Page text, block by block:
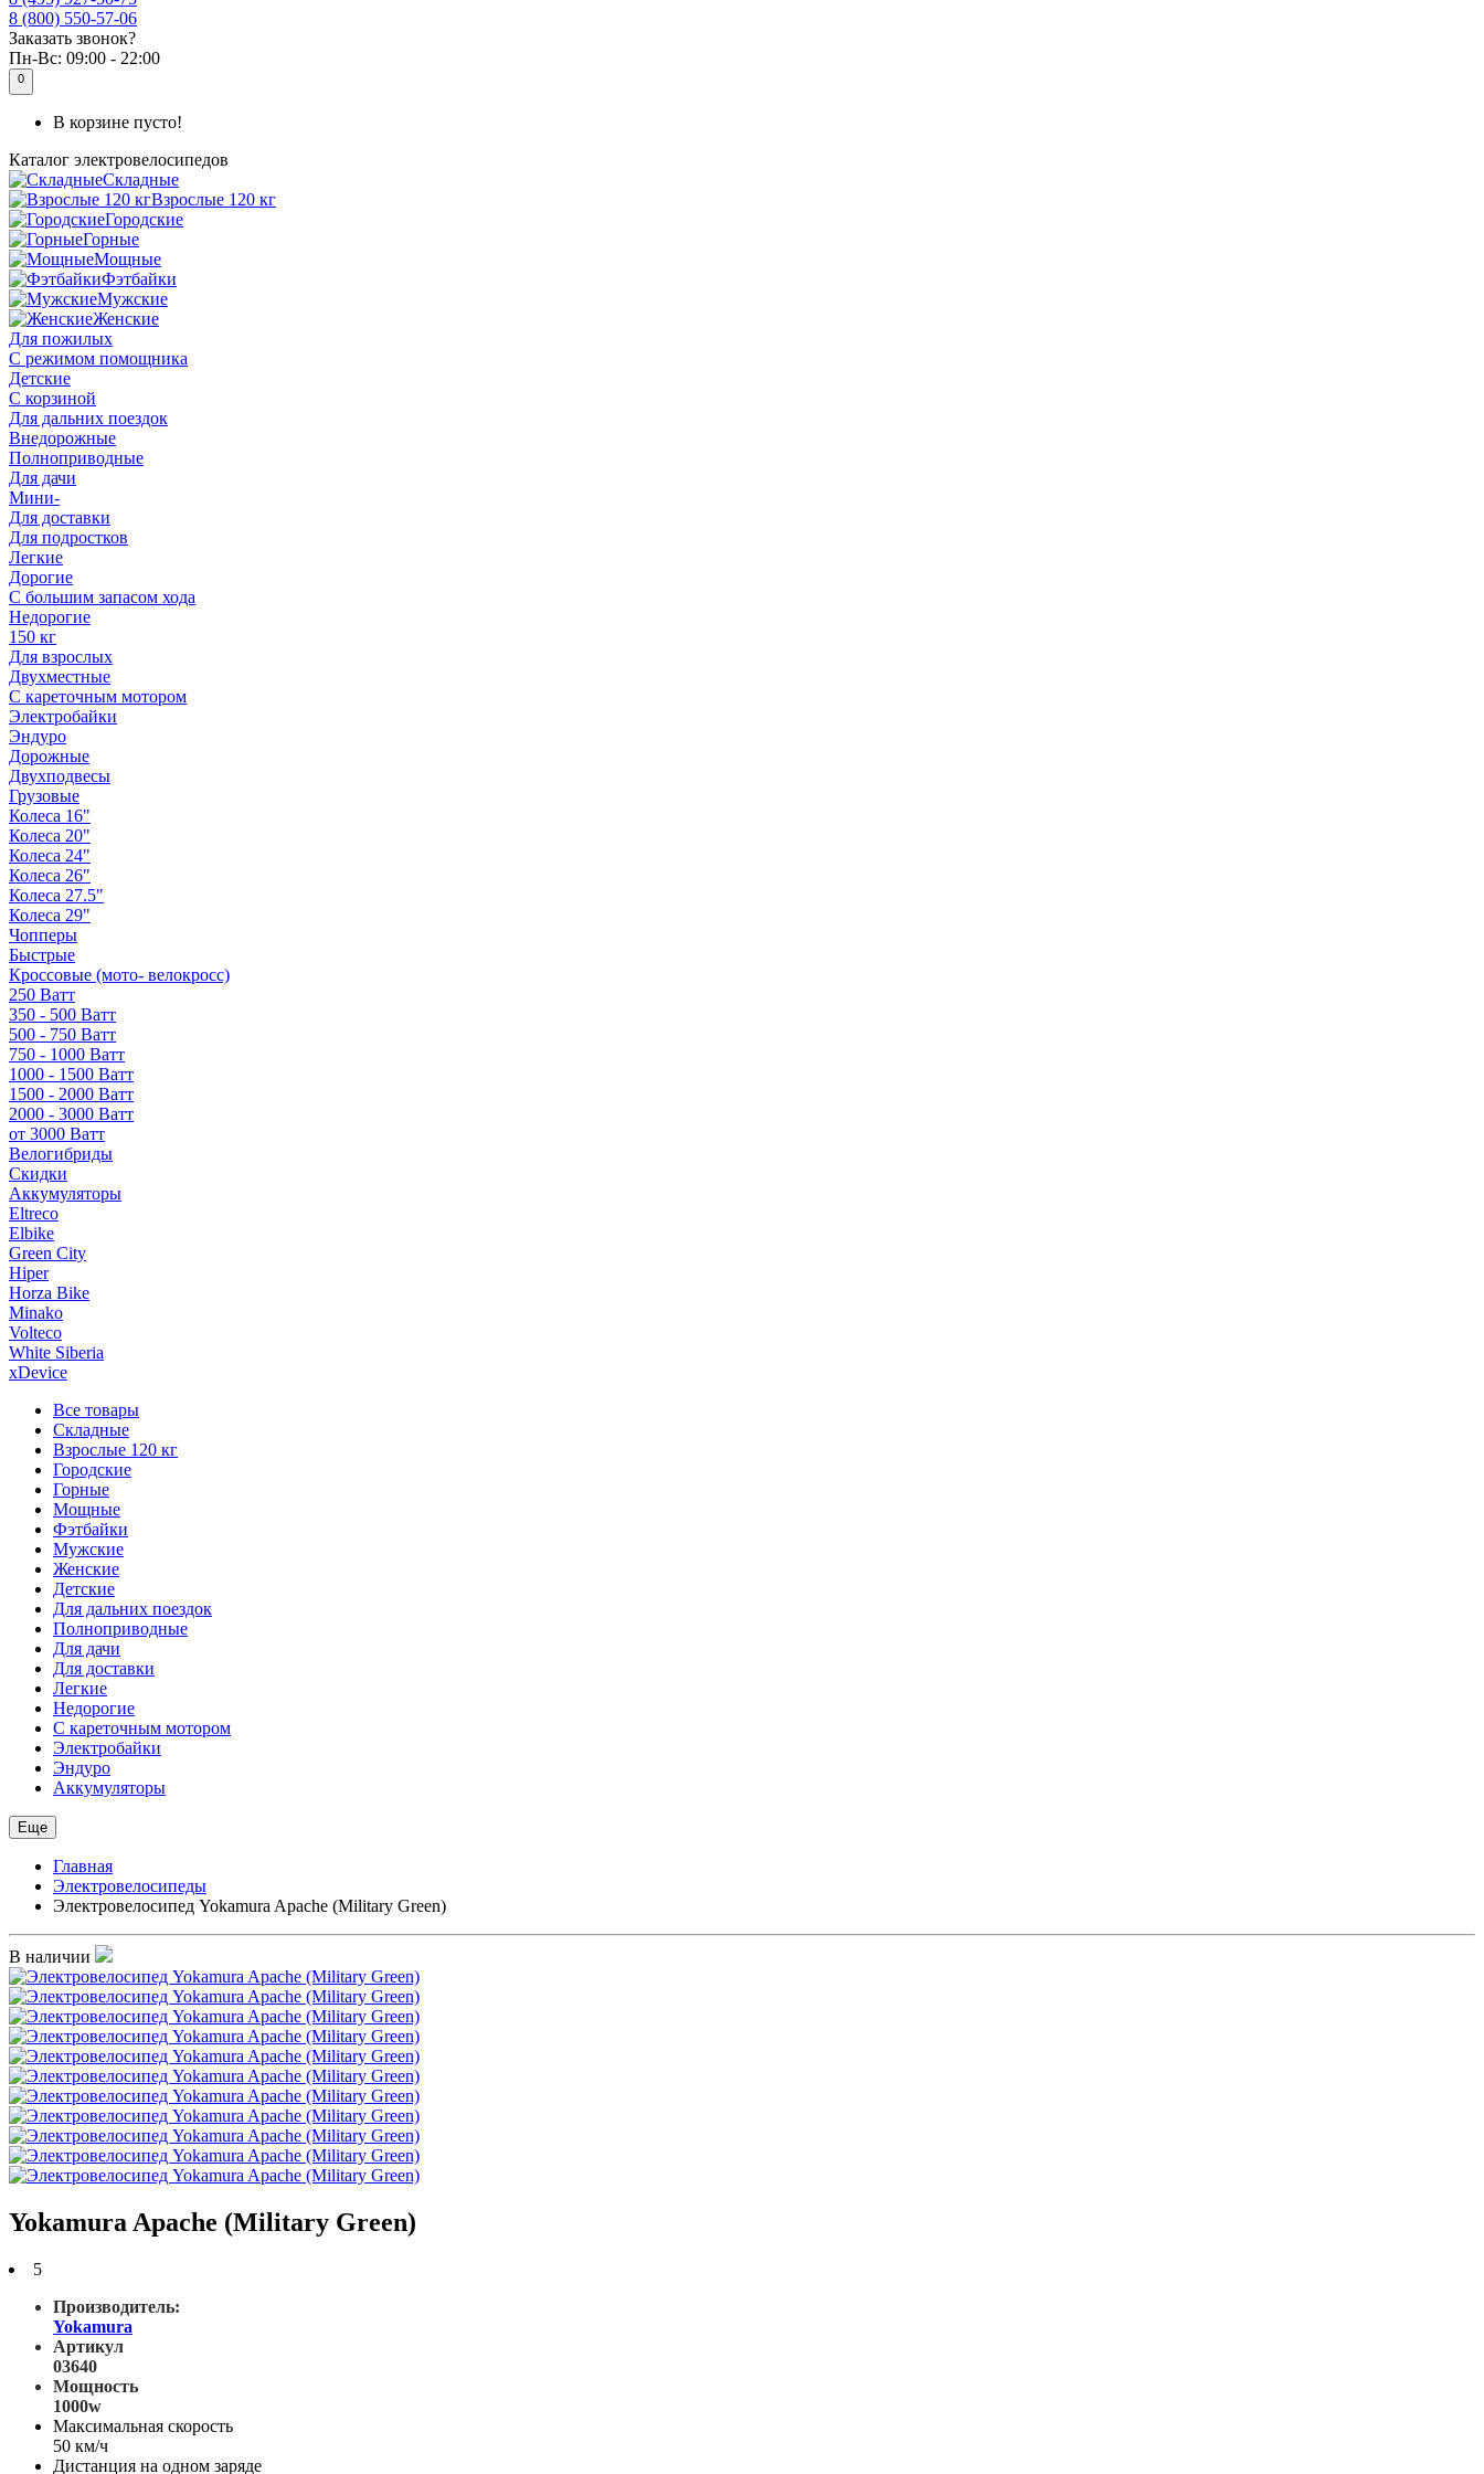
8 (800) 550-57-06
Заказать звонок?
Пн-Вс: 09:00 - 22:00
0
В корзине пусто!
Каталог электровелосипедов
Складные
Взрослые 120 кг
Городские
Горные
Мощные
Фэтбайки
Мужские
Женские
Для пожилых
С режимом помощника
Детские
С корзиной
Для дальних поездок
Внедорожные
Полноприводные
Для дачи
Мини-
Для доставки
Для подростков
Легкие
Дорогие
С большим запасом хода
Недорогие
150 кг
Для взрослых
Двухместные
С кареточным мотором
Электробайки
Эндуро
Дорожные
Двухподвесы
Грузовые
Колеса 16"
Колеса 20"
Колеса 24"
Колеса 26"
Колеса 27.5"
Колеса 29"
Чопперы
Быстрые
Кроссовые (мото- велокросс)
250 Ватт
350 - 500 Ватт
500 - 750 Ватт
750 - 1000 Ватт
1000 - 1500 Ватт
1500 - 2000 Ватт
2000 - 3000 Ватт
от 3000 Ватт
Велогибриды
Скидки
Аккумуляторы
Eltreco
Elbike
Green City
Hiper
Horza Bike
Minako
Volteco
White Siberia
xDevice
Все товары
Складные
Взрослые 120 кг
Городские
Горные
Мощные
Фэтбайки
Мужские
Женские
Детские
Для дальних поездок
Полноприводные
Для дачи
Для доставки
Легкие
Недорогие
С кареточным мотором
Электробайки
Эндуро
Аккумуляторы
Еще
Главная
Электровелосипеды
Электровелосипед Yokamura Apache (Military Green)
В наличии
Yokamura Apache (Military Green)
5
Производитель:
Yokamura
Артикул
03640
Мощность
1000w
Максимальная скорость
50 км/ч
Дистанция на одном заряде